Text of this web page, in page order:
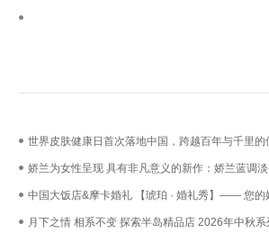
世界皮肤健康日首次落地中国，跨越百年与千里的
必达
娇兰为女性呈现 具有非凡意义的新作：娇兰蓝调
中国大饭店&摩卡婚礼 【琥珀 · 婚礼秀】—— 您的
礼，我们用心如己
月下之情 相系不变 探索半岛精品店 2026年中秋系